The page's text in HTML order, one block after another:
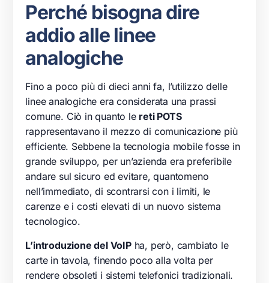
Perché bisogna dire
addio alle linee
analogiche
Fino a poco più di dieci anni fa, l’utilizzo delle
linee analogiche era considerata una prassi
comune. Ciò in quanto le reti POTS
rappresentavano il mezzo di comunicazione più
efficiente. Sebbene la tecnologia mobile fosse in
grande sviluppo, per un’azienda era preferibile
andare sul sicuro ed evitare, quantomeno
nell’immediato, di scontrarsi con i limiti, le
carenze e i costi elevati di un nuovo sistema
tecnologico.
L’introduzione del VoIPha, però, cambiato le
carte in tavola, finendo poco alla volta per
rendere obsoleti i sistemi telefonici tradizionali.